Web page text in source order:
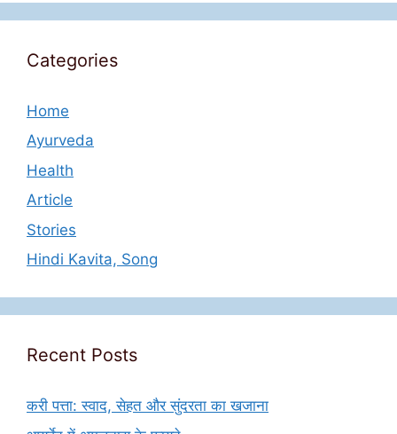
Categories
Home
Ayurveda
Health
Article
Stories
Hindi Kavita, Song
Recent Posts
करी पत्ता: स्वाद, सेहत और सुंदरता का खजाना